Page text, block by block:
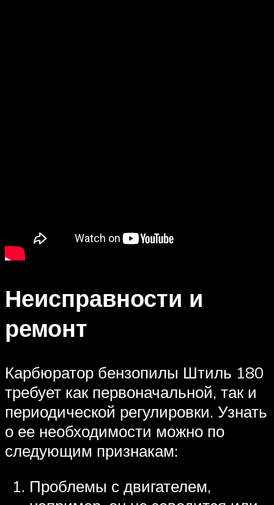
Неисправности и
ремонт
Карбюратор бензопилы Штиль 180
требует как первоначальной, так и
периодической регулировки. Узнать
о ее необходимости можно по
следующим признакам:
Проблемы с двигателем,